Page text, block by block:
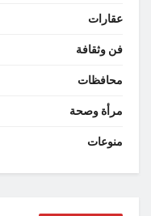
عقارات
فن وثقافة
محافظات
مرأة وصحة
منوعات